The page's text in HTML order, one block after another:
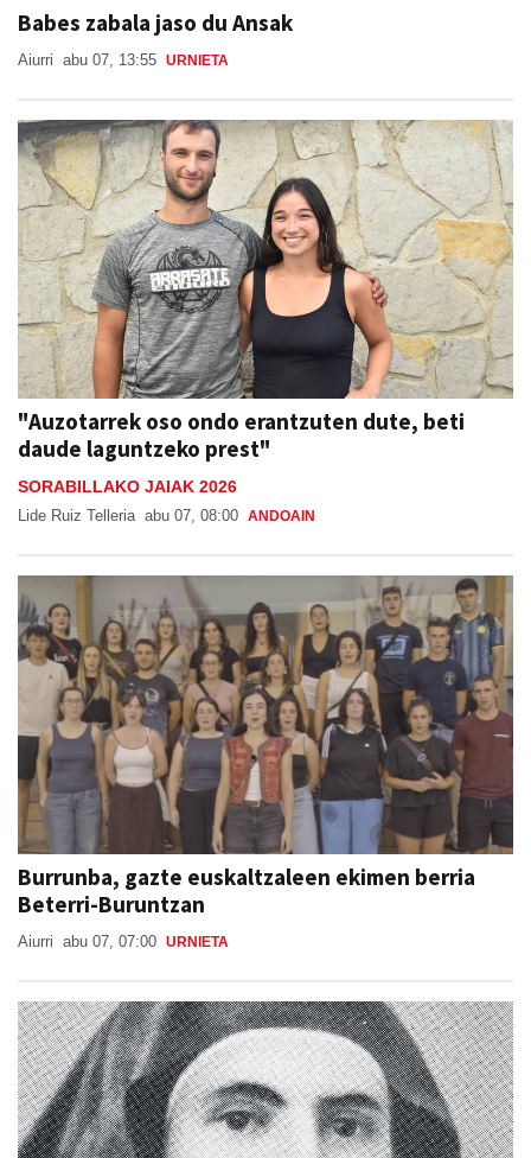
Babes zabala jaso du Ansak
Aiurri abu 07, 13:55 URNIETA
"Auzotarrek oso ondo erantzuten dute, beti
daude laguntzeko prest"
SORABILLAKO JAIAK 2026
Lide Ruiz Telleria abu 07, 08:00 ANDOAIN
Burrunba, gazte euskaltzaleen ekimen berria
Beterri-Buruntzan
Aiurri abu 07, 07:00 URNIETA